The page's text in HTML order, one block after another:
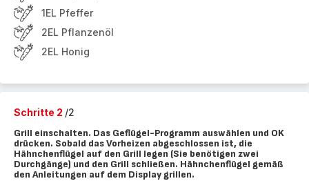
1EL Pfeffer
2EL Pflanzenöl
2EL Honig
Schritte 2 /2
Grill einschalten. Das Geflügel-Programm auswählen und OK
drücken. Sobald das Vorheizen abgeschlossen ist, die
Hähnchenflügel auf den Grill legen (Sie benötigen zwei
Durchgänge) und den Grill schließen. Hähnchenflügel gemäß
den Anleitungen auf dem Display grillen.